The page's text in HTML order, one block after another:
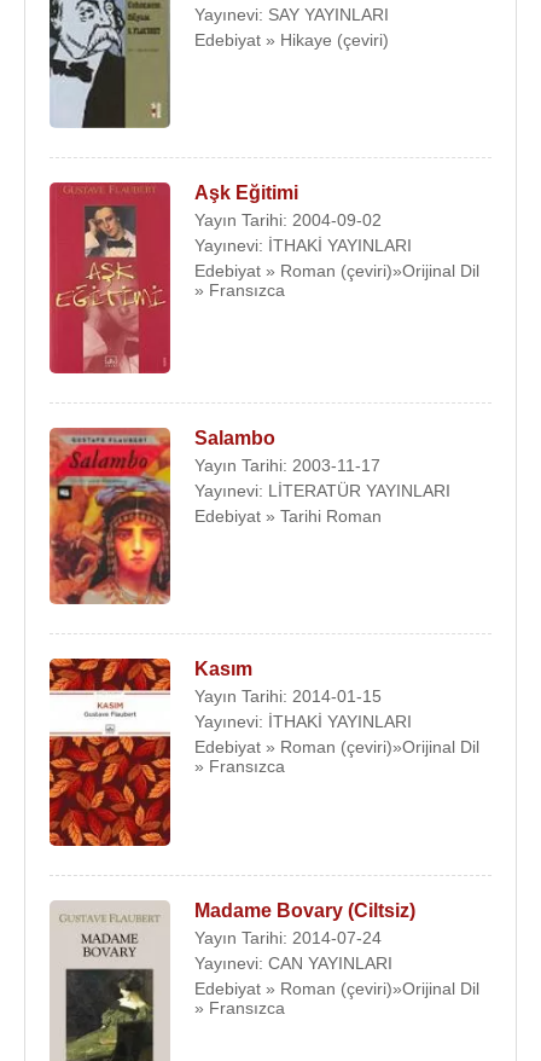
Yayınevi: SAY YAYINLARI
Edebiyat » Hikaye (çeviri)
Aşk Eğitimi
Yayın Tarihi: 2004-09-02
Yayınevi: İTHAKİ YAYINLARI
Edebiyat » Roman (çeviri)»Orijinal Dil
» Fransızca
Salambo
Yayın Tarihi: 2003-11-17
Yayınevi: LİTERATÜR YAYINLARI
Edebiyat » Tarihi Roman
Kasım
Yayın Tarihi: 2014-01-15
Yayınevi: İTHAKİ YAYINLARI
Edebiyat » Roman (çeviri)»Orijinal Dil
» Fransızca
Madame Bovary (Ciltsiz)
Yayın Tarihi: 2014-07-24
Yayınevi: CAN YAYINLARI
Edebiyat » Roman (çeviri)»Orijinal Dil
» Fransızca